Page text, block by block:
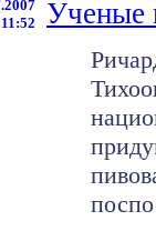
11:52
Ученые